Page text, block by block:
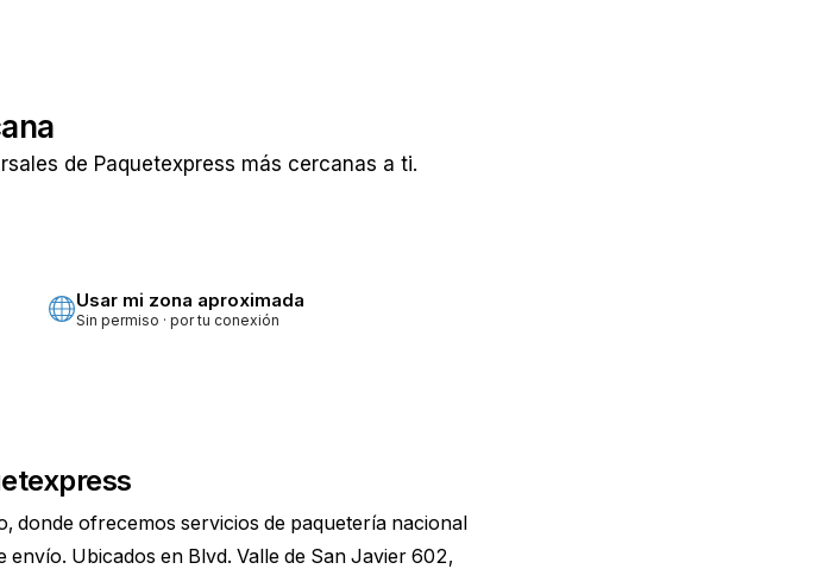
de Paquetexpress más cercanas a ti.
Usar mi zona aproximada
Sin permiso · por tu conexión
donde ofrecemos servicios de paquetería nacional
Ubicados en Blvd. Valle de San Javier 602,